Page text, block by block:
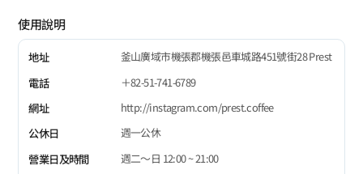
使用說明
地址
釜山廣域市機張郡機張邑車城路451號街28 Prest
電話
＋82-51-741-6789
網址
http://instagram.com/prest.coffee
公休日
週一公休
營業日及時間
週二～日 12:00 ~ 21:00